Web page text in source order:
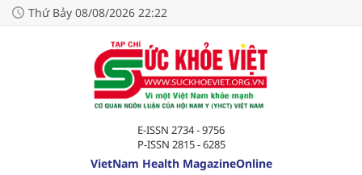
Thứ Bảy 08/08/2026 22:22
E-ISSN 2734 - 9756
P-ISSN 2815 - 6285
VietNam Health MagazineOnline